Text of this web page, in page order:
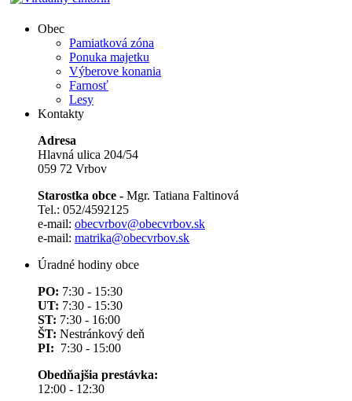
Obec
Pamiatková zóna
Ponuka majetku
Výberove konania
Farnosť
Lesy
Kontakty
Adresa
Hlavná ulica 204/54
059 72 Vrbov
Starostka obce - Mgr. Tatiana Faltinová
Tel.: 052/4592125
e-mail: obecvrbov@obecvrbov.sk
e-mail: matrika@obecvrbov.sk
Úradné hodiny obce
PO: 7:30 - 15:30
UT: 7:30 - 15:30
ST: 7:30 - 16:00
ŠT: Nestránkový deň
PI: 7:30 - 15:00
Obedňajšia prestávka:
12:00 - 12:30